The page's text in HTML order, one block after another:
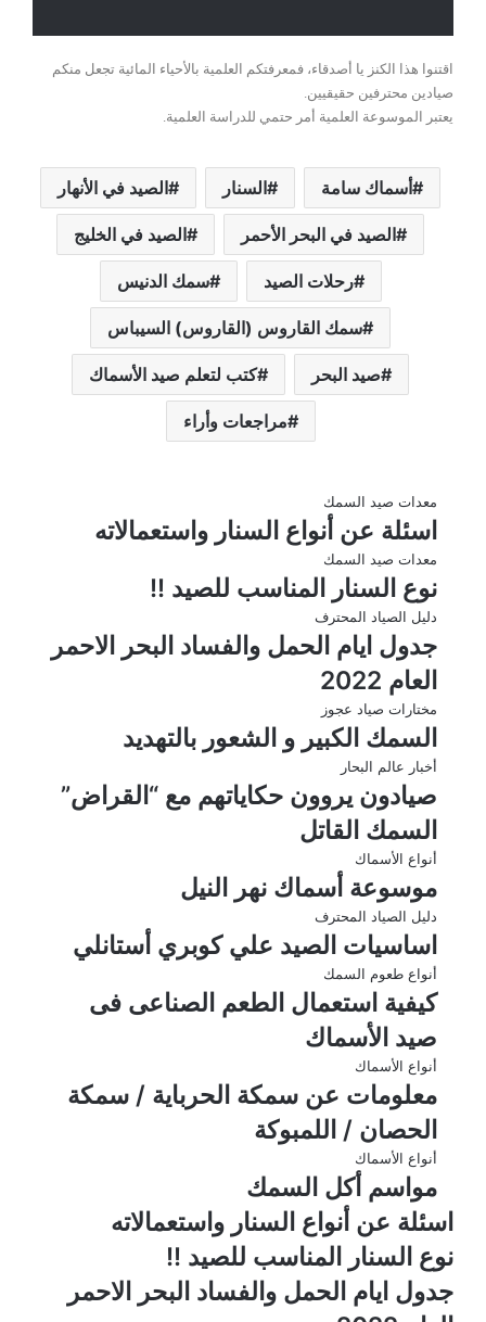
اقتنوا هذا الكنز يا أصدقاء، فمعرفتكم العلمية بالأحياء المائية تجعل منكم
صيادين محترفين حقيقيين.
يعتبر الموسوعة العلمية أمر حتمي للدراسة العلمية.
أسماك سامة السنار الصيد في الأنهار
الصيد في البحر الأحمر الصيد في الخليج
رحلات الصيد سمك الدنيس
سمك القاروس (القاروس) السيباس
صيد البحر كتب لتعلم صيد الأسماك
مراجعات وأراء
معدات صيد السمك
اسئلة عن أنواع السنار واستعمالاته
معدات صيد السمك
نوع السنار المناسب للصيد !!
دليل الصياد المحترف
جدول ايام الحمل والفساد البحر الاحمر
العام 2022
مختارات صياد عجوز
السمك الكبير و الشعور بالتهديد
أخبار عالم البحار
صيادون يروون حكاياتهم مع “القراض”
السمك القاتل
أنواع الأسماك
موسوعة أسماك نهر النيل
دليل الصياد المحترف
اساسيات الصيد علي كوبري أستانلي
أنواع طعوم السمك
كيفية استعمال الطعم الصناعى فى
صيد الأسماك
أنواع الأسماك
معلومات عن ﺳﻤﻜﺔ ﺍﻟﺤﺮﺑﺎﻳﺔ / ﺳﻤﻜﺔ
ﺍﻟﺤﺼﺎﻥ / ﺍﻟﻠﻤﺒﻮﻛﺔ
أنواع الأسماك
مواسم أكل السمك
اسئلة عن أنواع السنار واستعمالاته
نوع السنار المناسب للصيد !!
جدول ايام الحمل والفساد البحر الاحمر